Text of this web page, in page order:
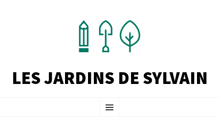
LES JARDINS DE SYLVAIN
Menu
AU